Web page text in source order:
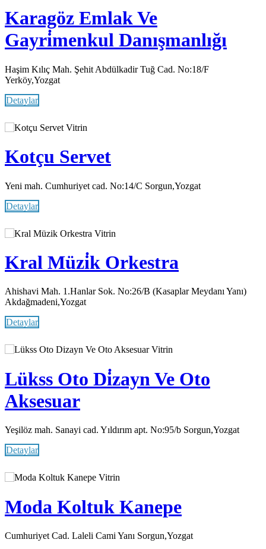
Karagöz Emlak Ve
Gayri̇menkul Danışmanlığı
Haşim Kılıç Mah. Şehit Abdülkadir Tuğ Cad. No:18/F
Yerköy,Yozgat
Detaylar
Vitrin
Kotçu Servet
Yeni mah. Cumhuriyet cad. No:14/C Sorgun,Yozgat
Detaylar
Vitrin
Kral Müzi̇k Orkestra
Ahishavi Mah. 1.Hanlar Sok. No:26/B (Kasaplar Meydanı Yanı)
Akdağmadeni,Yozgat
Detaylar
Vitrin
Lükss Oto Di̇zayn Ve Oto
Aksesuar
Yeşilöz mah. Sanayi cad. Yıldırım apt. No:95/b Sorgun,Yozgat
Detaylar
Vitrin
Moda Koltuk Kanepe
Cumhuriyet Cad. Laleli Cami Yanı Sorgun,Yozgat